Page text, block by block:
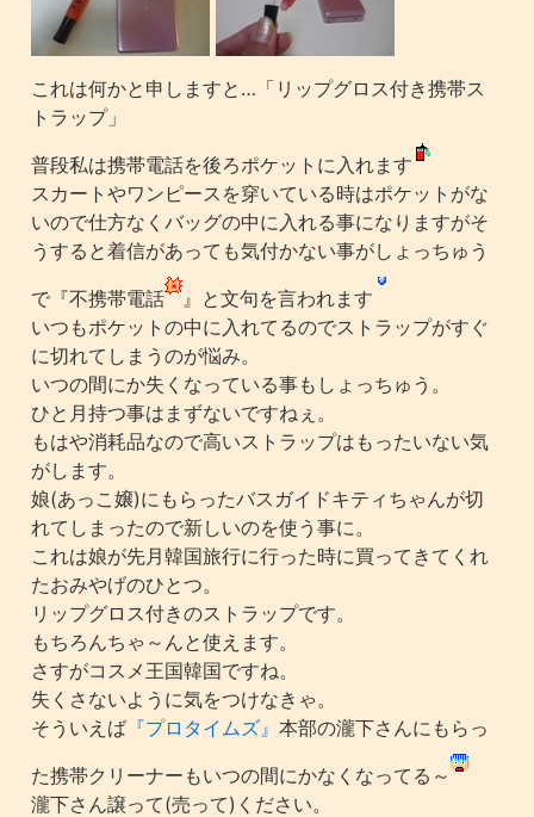
これは何かと申しますと…「リップグロス付き携帯ス
トラップ」
普段私は携帯電話を後ろポケットに入れます
スカートやワンピースを穿いている時はポケットがな
いので仕方なくバッグの中に入れる事になりますがそ
うすると着信があっても気付かない事がしょっちゅう
で『不携帯電話
』と文句を言われます
いつもポケットの中に入れてるのでストラップがすぐ
に切れてしまうのが悩み。
いつの間にか失くなっている事もしょっちゅう。
ひと月持つ事はまずないですねぇ。
もはや消耗品なので高いストラップはもったいない気
がします。
娘(あっこ嬢)にもらったバスガイドキティちゃんが切
れてしまったので新しいのを使う事に。
これは娘が先月韓国旅行に行った時に買ってきてくれ
たおみやげのひとつ。
リップグロス付きのストラップです。
もちろんちゃ～んと使えます。
さすがコスメ王国韓国ですね。
失くさないように気をつけなきゃ。
そういえば 『プロタイムズ』本部の瀧下さんにもらっ
た携帯クリーナーもいつの間にかなくなってる～
瀧下さん譲って(売って)ください。